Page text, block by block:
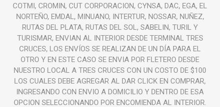
COTMI, CROMIN, CUT CORPORACION, CYNSA, DAC, EGA, EL
NORTEÑO, EMDAL, MINUANO, INTERTUR, NOSSAR, NUÑEZ,
RUTAS DEL PLATA, RUTAS DEL SOL, SABELIN, TURIL Y
TURISMAR, ENVIAN AL INTERIOR DESDE TERMINAL TRES
CRUCES, LOS ENVÍOS SE REALIZAN DE UN DÍA PARA EL
OTRO Y EN ESTE CASO SE ENVIA POR FLETERO DESDE
NUESTRO LOCAL A TRES CRUCES CON UN COSTO DE $100
LOS CUALES DEBE AGREGAR AL DAR CLICK EN COMPRAR,
INGRESANDO CON ENVIO A DOMICILIO Y DENTRO DE ESA
OPCION SELECCIONANDO POR ENCOMIENDA AL INTERIOR.